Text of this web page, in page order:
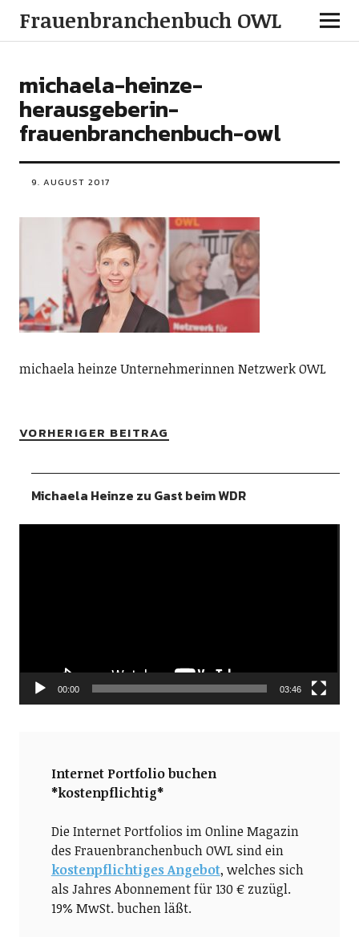
Frauenbranchenbuch OWL
michaela-heinze-
herausgeberin-
frauenbranchenbuch-owl
9. AUGUST 2017
michaela heinze Unternehmerinnen Netzwerk OWL
VORHERIGER BEITRAG
Michaela Heinze zu Gast beim WDR
00:00 03:46
Internet Portfolio buchen
*kostenpflichtig*
Die Internet Portfolios im Online Magazin
des Frauenbranchenbuch OWL sind ein
kostenpflichtiges Angebot, welches sich
als Jahres Abonnement für 130 € zuzügl.
19% MwSt. buchen läßt.